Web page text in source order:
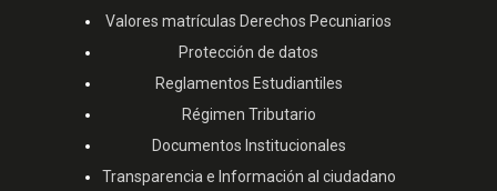
Valores matrículas Derechos Pecuniarios
Protección de datos
Reglamentos Estudiantiles
Régimen Tributario
Documentos Institucionales
Transparencia e Información al ciudadano